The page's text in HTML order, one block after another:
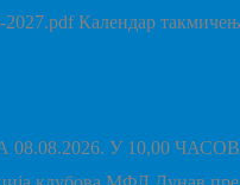
2027.pdf Календар
У 10,00